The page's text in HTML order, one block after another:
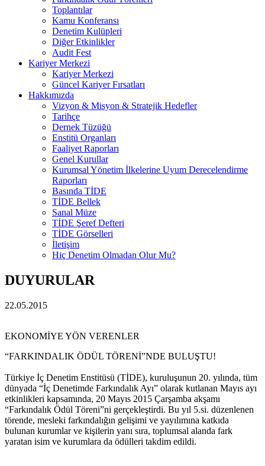
Toplantılar
Kamu Konferansı
Denetim Kulüpleri
Diğer Etkinlikler
Audit Fest
Kariyer Merkezi
Kariyer Merkezi
Güncel Kariyer Fırsatları
Hakkımızda
Vizyon & Misyon & Stratejik Hedefler
Tarihçe
Dernek Tüzüğü
Enstitü Organları
Faaliyet Raporları
Genel Kurullar
Kurumsal Yönetim İlkelerine Uyum Derecelendirme
Raporları
Basında TİDE
TİDE Bellek
Sanal Müze
TİDE Şeref Defteri
TİDE Görselleri
İletişim
Hiç Denetim Olmadan Olur Mu?
DUYURULAR
22.05.2015
EKONOMİYE YÖN VERENLER
“FARKINDALIK ÖDÜL TÖRENİ”NDE BULUŞTU!
Türkiye İç Denetim Enstitüsü (TİDE), kuruluşunun 20. yılında, tüm
dünyada “İç Denetimde Farkındalık Ayı” olarak kutlanan Mayıs ayı
etkinlikleri kapsamında, 20 Mayıs 2015 Çarşamba akşamı
“Farkındalık Ödül Töreni”ni gerçekleştirdi. Bu yıl 5.si. düzenlenen
törende, mesleki farkındalığın gelişimi ve yayılımına katkıda
bulunan kurumlar ve kişilerin yanı sıra, toplumsal alanda fark
yaratan isim ve kurumlara da ödülleri takdim edildi.